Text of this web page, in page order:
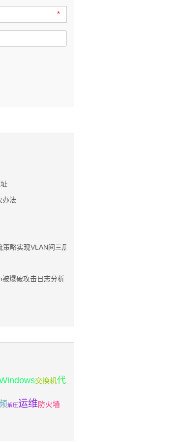
*
办法
略实现VLAN间三层隔离
爆破攻击日志分析
交换机代
解压运维防火墙